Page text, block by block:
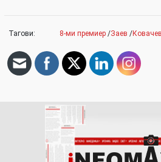
Тагови: 8-ми премиер /Заев /